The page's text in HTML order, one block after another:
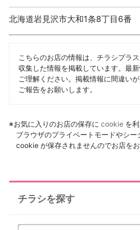
北海道岩見沢市大和1条8丁目6番
こちらのお店の情報は、チラシプラ
収集した情報を掲載しています。最
ご理解ください。掲載情報に間違い
ご報告をお願いします。
※お気に入りのお店の保存に cookie を
ブラウザのプライベートモードやシ
cookie が保存されませんのでお店を
チラシを探す